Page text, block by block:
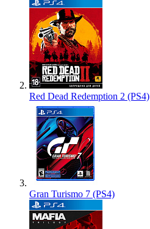
Red Dead Redemption 2 (PS4)
Gran Turismo 7 (PS4)